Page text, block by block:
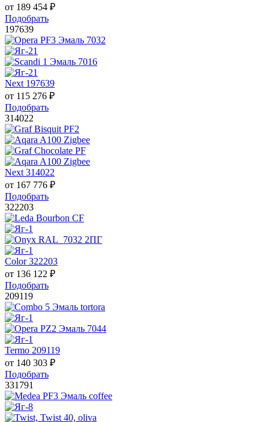
от 189 454 ₽
Подобрать
197639
Next 197639
от 115 276 ₽
Подобрать
314022
Next 314022
от 167 776 ₽
Подобрать
322203
Color 322203
от 136 122 ₽
Подобрать
209119
Termo 209119
от 140 303 ₽
Подобрать
331791